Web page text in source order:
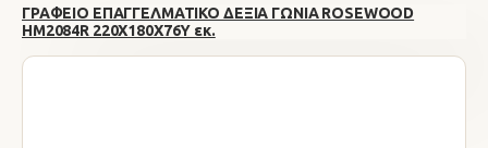
ΓΡΑΦΕΙΟ ΕΠΑΓΓΕΛΜΑΤΙΚΟ ΔΕΞΙΑ ΓΩΝΙΑ ROSEWOOD
HM2084R 220X180X76Υ εκ.